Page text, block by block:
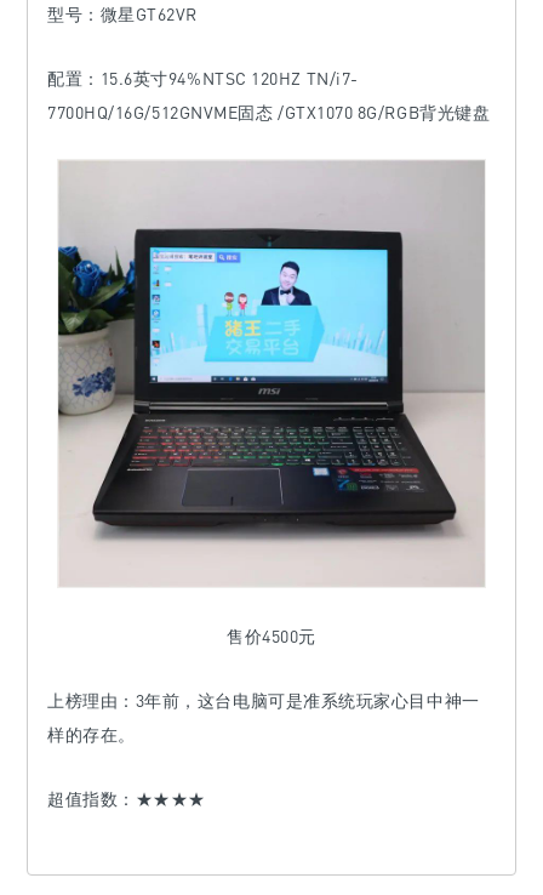
型号 ：微星GT62VR
配置：15.6英寸94%NTSC 120HZ TN/i7-
7700HQ/16G/512GNVME固态 /GTX1070 8G/RGB背光键盘
售价4500元
上榜理由： 3年前，这台电脑可是准系统玩家心目中神一
样的存在。
超值指数：★★★★